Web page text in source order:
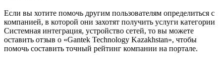
Если вы хотите помочь другим пользователям определиться с
компанией, в которой они захотят получить услуги категории
Системная интеграция, устройство сетей, то вы можете
оставить отзыв о «Gantek Technology Kazakhstan», чтобы
помочь составить точный рейтинг компании на портале.